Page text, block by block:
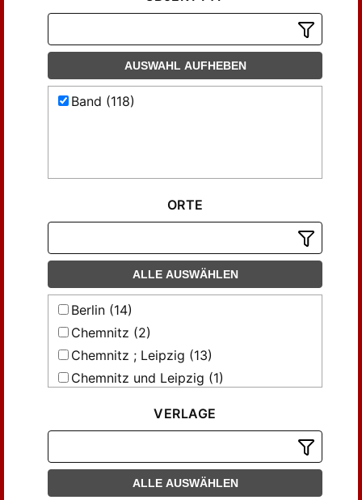
AUSWAHL AUFHEBEN
Band (118)
ORTE
ALLE AUSWÄHLEN
Berlin (14)
Chemnitz (2)
Chemnitz ; Leipzig (13)
Chemnitz und Leipzig (1)
Jena; Leipzig (1)
Leipzig (4)
VERLAGE
ALLE AUSWÄHLEN